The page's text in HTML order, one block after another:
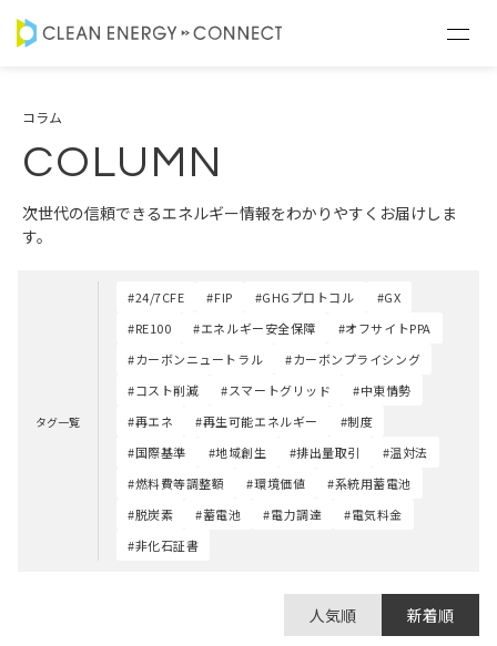
コラム
COLUMN
次世代の信頼できるエネルギー情報をわかりやすくお届けしま
す。
タグ一覧
#24/7CFE #FIP #GHGプロトコル
#GX
#RE100
#エネルギー安全保障
#オフサイトPPA
#カーボンニュートラル
#カーボンプライシング
#コスト削減
#スマートグリッド
#中東情勢
#再エネ
#再生可能エネルギー
#制度
#国際基準
#地域創生 #排出量取引
#温対法
#燃料費等調整額
#環境価値
#系統用蓄電池
#脱炭素
#蓄電池 #電力調達
#電気料金
#非化石証書
人気順 新着順